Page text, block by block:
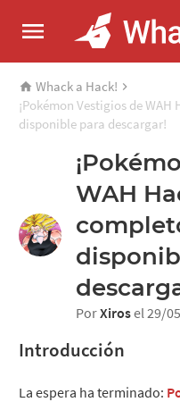
Whack a Hack!
¡Pokémon Vestigios de
disponible para descargar!
WAH
PorXirosel 29/
Introducción
La espera ha terminado: